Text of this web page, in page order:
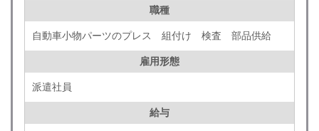
職種
自動車小物パーツのプレス 組付け 検査 部品供給
雇用形態
派遣社員
給与